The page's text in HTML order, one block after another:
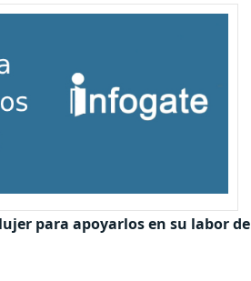
para apoyarlos en su labor de